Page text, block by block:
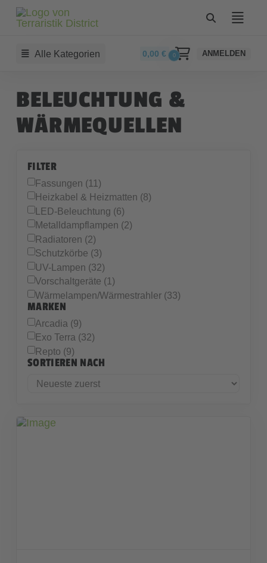
Alle Kategorien 0,00€ 0 ANMELDEN
BELEUCHTUNG &
WÄRMEQUELLEN
FILTER
Fassungen (11)
Heizkabel & Heizmatten (8)
LED-Beleuchtung (6)
Metalldampflampen (2)
Radiatoren (2)
Schutzkörbe (3)
UV-Lampen (32)
Vorschaltgeräte (1)
Wärmelampen/Wärmestrahler (33)
MARKEN
Arcadia (9)
Exo Terra (32)
Repto (9)
SORTIEREN NACH